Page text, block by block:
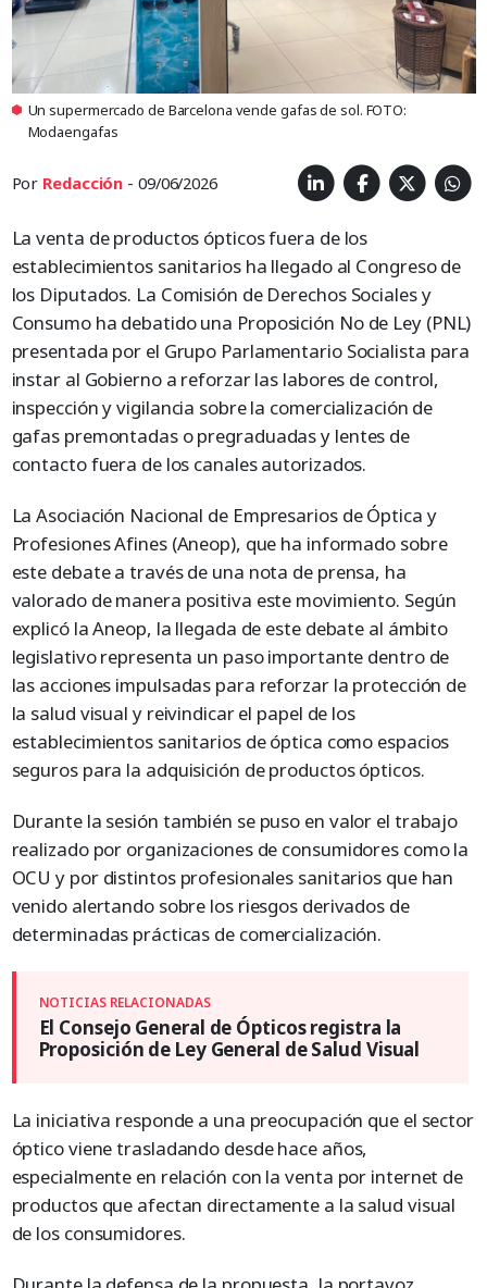
Un supermercado de Barcelona vende gafas de sol. FOTO:
Modaengafas
Por Redacción - 09/06/2026
La venta de productos ópticos fuera de los
establecimientos sanitarios ha llegado al Congreso de
los Diputados. La Comisión de Derechos Sociales y
Consumo ha debatido una Proposición No de Ley (PNL)
presentada por el Grupo Parlamentario Socialista para
instar al Gobierno a reforzar las labores de control,
inspección y vigilancia sobre la comercialización de
gafas premontadas o pregraduadas y lentes de
contacto fuera de los canales autorizados.
La Asociación Nacional de Empresarios de Óptica y
Profesiones Afines (Aneop), que ha informado sobre
este debate a través de una nota de prensa, ha
valorado de manera positiva este movimiento. Según
explicó la Aneop, la llegada de este debate al ámbito
legislativo representa un paso importante dentro de
las acciones impulsadas para reforzar la protección de
la salud visual y reivindicar el papel de los
establecimientos sanitarios de óptica como espacios
seguros para la adquisición de productos ópticos.
Durante la sesión también se puso en valor el trabajo
realizado por organizaciones de consumidores como la
OCU y por distintos profesionales sanitarios que han
venido alertando sobre los riesgos derivados de
determinadas prácticas de comercialización.
El Consejo General de Ópticos registra la
Proposición de Ley General de Salud Visual
La iniciativa responde a una preocupación que el sector
óptico viene trasladando desde hace años,
especialmente en relación con la venta por internet de
productos que afectan directamente a la salud visual
de los consumidores.